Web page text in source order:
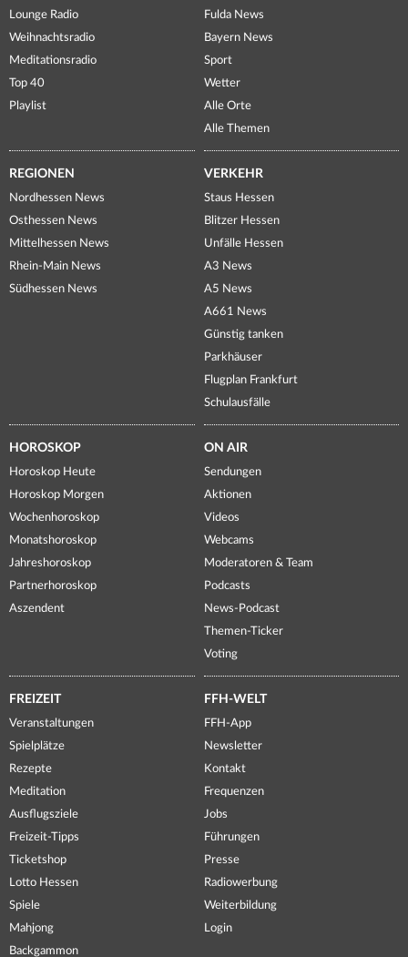
Lounge Radio
Weihnachtsradio
Meditationsradio
Top 40
Playlist
Fulda News
Bayern News
Sport
Wetter
Alle Orte
Alle Themen
REGIONEN
Nordhessen News
Osthessen News
Mittelhessen News
Rhein-Main News
Südhessen News
VERKEHR
Staus Hessen
Blitzer Hessen
Unfälle Hessen
A3 News
A5 News
A661 News
Günstig tanken
Parkhäuser
Flugplan Frankfurt
Schulausfälle
HOROSKOP
Horoskop Heute
Horoskop Morgen
Wochenhoroskop
Monatshoroskop
Jahreshoroskop
Partnerhoroskop
Aszendent
ON AIR
Sendungen
Aktionen
Videos
Webcams
Moderatoren & Team
Podcasts
News-Podcast
Themen-Ticker
Voting
FREIZEIT
Veranstaltungen
Spielplätze
Rezepte
Meditation
Ausflugsziele
Freizeit-Tipps
Ticketshop
Lotto Hessen
Spiele
Mahjong
Backgammon
FFH-WELT
FFH-App
Newsletter
Kontakt
Frequenzen
Jobs
Führungen
Presse
Radiowerbung
Weiterbildung
Login